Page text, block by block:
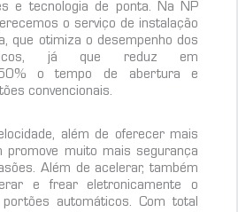
e tecnologia de ponta. Na NP
o serviço de instalação
que otimiza o desempenho dos
já que reduz em
50% o tempo de abertura e
convencionais.
além de oferecer mais
promove muito mais segurança
Além de acelerar, também
e frear eletronicamente o
automáticos. Com total